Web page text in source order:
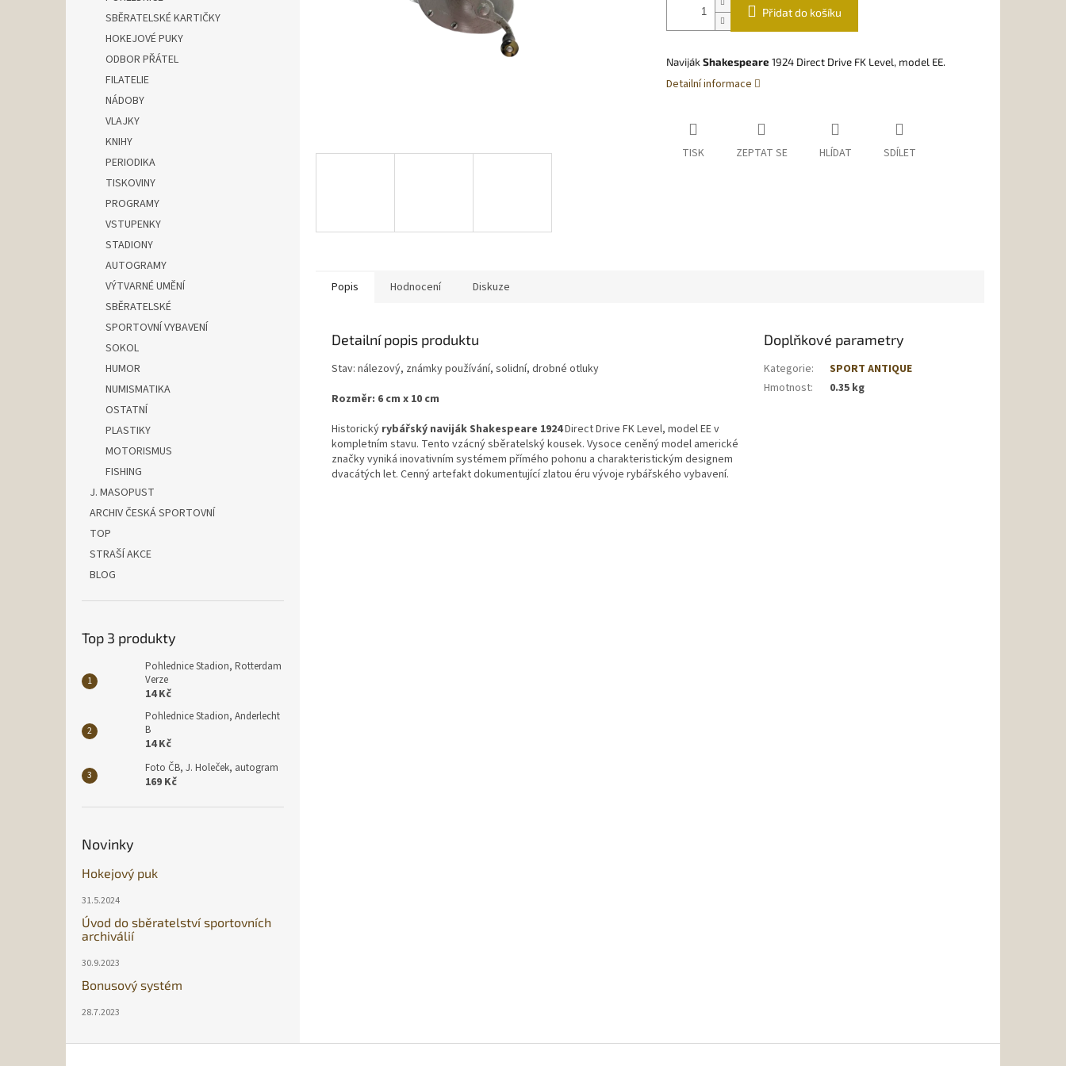
SBĚRATELSKÉ KARTIČKY
HOKEJOVÉ PUKY
ODBOR PŘÁTEL
FILATELIE
NÁDOBY
VLAJKY
KNIHY
PERIODIKA
TISKOVINY
PROGRAMY
VSTUPENKY
STADIONY
AUTOGRAMY
VÝTVARNÉ UMĚNÍ
SBĚRATELSKÉ
SPORTOVNÍ VYBAVENÍ
SOKOL
HUMOR
NUMISMATIKA
OSTATNÍ
PLASTIKY
MOTORISMUS
FISHING
J. MASOPUST
ARCHIV ČESKÁ SPORTOVNÍ
TOP
STRAŠÍ AKCE
BLOG
Top 3 produkty
Pohlednice Stadion, Rotterdam
Verze
14 Kč
Pohlednice Stadion, Anderlecht
B
14 Kč
Foto ČB, J. Holeček, autogram
169 Kč
Novinky
Hokejový puk
31.5.2024
Úvod do sběratelství sportovních
archiválií
30.9.2023
Bonusový systém
28.7.2023
Přidat do košíku
NavijákShakespeare 1924 Direct Drive FK Level, model EE.
Detailní informace
TISK ZEPTAT SE HLÍDAT SDÍLET
Popis Hodnocení Diskuze
Detailní popis produktu
Stav: nálezový, známky používání, solidní, drobné otluky
Rozměr: 6 cm x 10 cm
Historický rybářský naviják Shakespeare 1924Direct Drive FK Level, model EE v
kompletním stavu. Tento vzácný sběratelský kousek. Vysoce ceněný model americké
značky vyniká inovativním systémem přímého pohonu a charakteristickým designem
dvacátých let. Cenný artefakt dokumentující zlatou éru vývoje rybářského vybavení.
Doplňkové parametry
Kategorie:
SPORT ANTIQUE
Hmotnost: 0.35 kg